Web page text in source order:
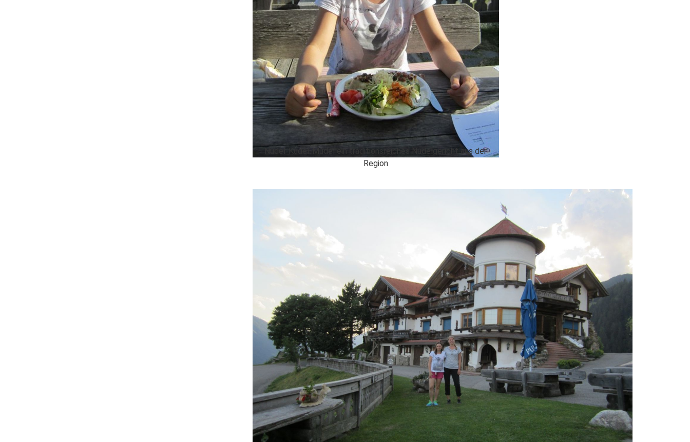
​Nudel-Kudel-Mudel ein traditionsreiches Nudelgericht aus der
Region